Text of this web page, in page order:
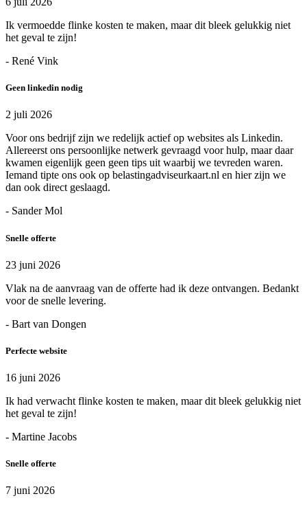
Ik vermoedde flinke kosten te maken, maar dit bleek gelukkig niet
het geval te zijn!
- René Vink
Geen linkedin nodig
2 juli 2026
Voor ons bedrijf zijn we redelijk actief op websites als Linkedin.
Allereerst ons persoonlijke netwerk gevraagd voor hulp, maar daar
kwamen eigenlijk geen geen tips uit waarbij we tevreden waren.
Iemand tipte ons ook op belastingadviseurkaart.nl en hier zijn we
dan ook direct geslaagd.
- Sander Mol
Snelle offerte
23 juni 2026
Vlak na de aanvraag van de offerte had ik deze ontvangen. Bedankt
voor de snelle levering.
- Bart van Dongen
Perfecte website
16 juni 2026
Ik had verwacht flinke kosten te maken, maar dit bleek gelukkig niet
het geval te zijn!
- Martine Jacobs
Snelle offerte
7 juni 2026